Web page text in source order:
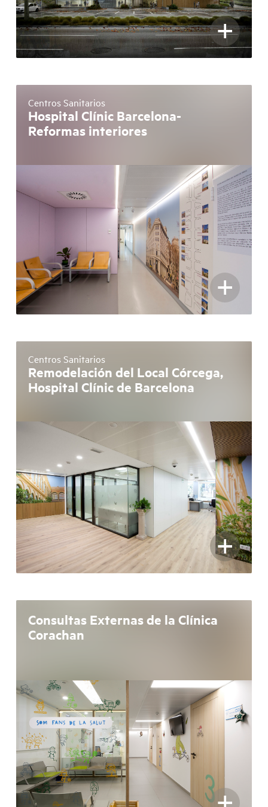
+
Centros Sanitarios
Hospital Clínic Barcelona-
Reformas interiores
+
Centros Sanitarios
Remodelación del Local Córcega,
Hospital Clínic de Barcelona
+
Consultas Externas de la Clínica
Corachan